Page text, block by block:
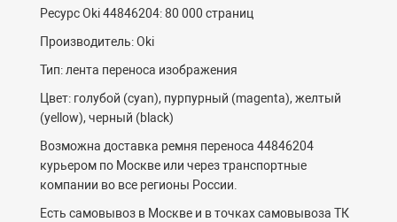
Ресурс Oki 44846204: 80 000 страниц
Производитель: Oki
Тип: лента переноса изображения
Цвет: голубой (cyan), пурпурный (magenta), желтый
(yellow), черный (black)
Возможна доставка ремня переноса 44846204
курьером по Москве или через транспортные
компании во все регионы России.
Есть самовывоз в Москве и в точках самовывоза ТК